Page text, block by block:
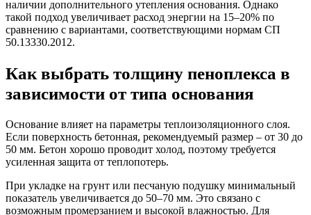
наличии дополнительного утепления основания. Однако
такой подход увеличивает расход энергии на 15–20% по
сравнению с вариантами, соответствующими нормам СП
50.13330.2012.
Как выбрать толщину пеноплекса в
зависимости от типа основания
Основание влияет на параметры теплоизоляционного слоя.
Если поверхность бетонная, рекомендуемый размер – от 30 до
50 мм. Бетон хорошо проводит холод, поэтому требуется
усиленная защита от теплопотерь.
При укладке на грунт или песчаную подушку минимальный
показатель увеличивается до 50–70 мм. Это связано с
возможным промерзанием и высокой влажностью. Для